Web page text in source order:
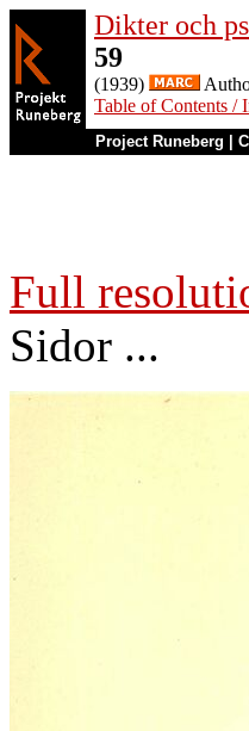
Dikter och
59
(1939)
Table of Contents /
Project Runeberg
Full
Sidor ...